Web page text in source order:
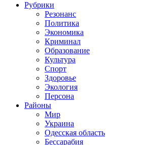
Рубрики
Резонанс
Политика
Экономика
Криминал
Образование
Культура
Спорт
Здоровье
Экология
Персона
Районы
Мир
Украина
Одесская область
Бессарабия